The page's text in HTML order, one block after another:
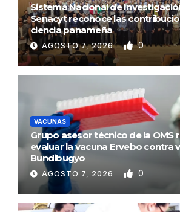
Sistema Nacional de
Senacyt reconoce las
ciencia panameña
AGOSTO 7, 2026 0
VACUNAS
Grupo asesor técnico de la OMS
evaluar la vacuna Ervebo contra
Bundibugyo
AGOSTO 7, 2026 0